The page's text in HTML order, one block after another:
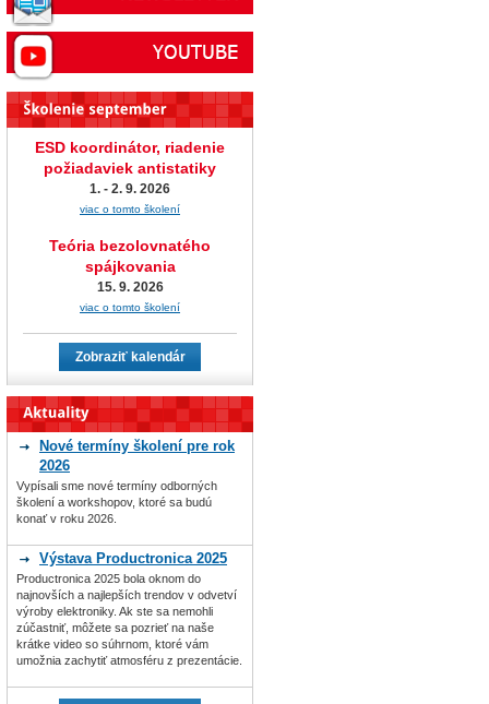
ESD koordinátor, riadenie
požiadaviek antistatiky
1. - 2. 9. 2026
viac o tomto školení
Teória bezolovnatého
spájkovania
15. 9. 2026
viac o tomto školení
Zobraziť kalendár
Nové termíny školení pre rok
2026
Vypísali sme nové termíny odborných
školení a workshopov, ktoré sa budú
konať v roku 2026.
Výstava Productronica 2025
Productronica 2025 bola oknom do
najnovších a najlepších trendov v odvetví
výroby elektroniky. Ak ste sa nemohli
zúčastniť, môžete sa pozrieť na naše
krátke video so súhrnom, ktoré vám
umožnia zachytiť atmosféru z prezentácie.